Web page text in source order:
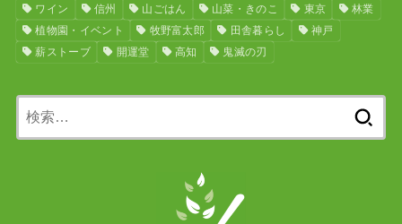
ワイン
信州 山ごはん 山菜・きのこ 東京
林業
植物園・イベント
牧野富太郎 田舎暮らし
神戸
薪ストーブ
開運堂 高知 鬼滅の刃